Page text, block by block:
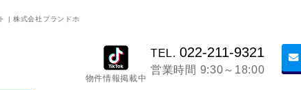
| 株式会社プランドホ
TEL. 022-211-9321
営業時間 9:30～18:00
物件情報掲載中